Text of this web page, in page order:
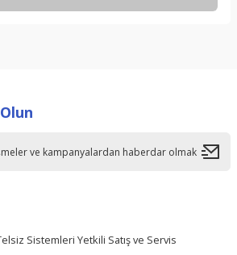
bozuk veya görüntülenemiyor.
Sistemleri Yetkili Satış ve Servis